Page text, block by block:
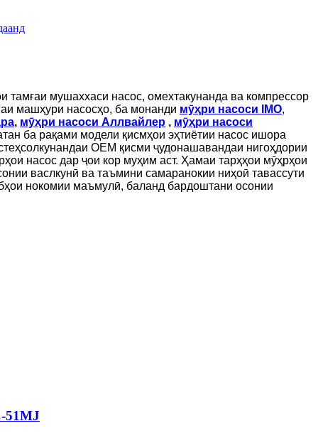
тамғаи мушаххаси насос, омехтакунанда ва компрессор
машҳури насосҳо, ба монанди мӯҳри насоси IMO,
, мӯҳри насоси Аллвайлер , мӯҳри насоси
ба рақами модели қисмҳои эҳтиётии насос ишора
OEM қисми ҷудонашавандаи нигоҳдории
насос дар ҷои кор муҳим аст. Ҳамаи тарҳҳои мӯҳрҳои
васлкунӣ ва таъмини самаранокии ниҳоӣ тавассути
нокомии маъмулӣ, баланд бардоштани осонии
51MJ